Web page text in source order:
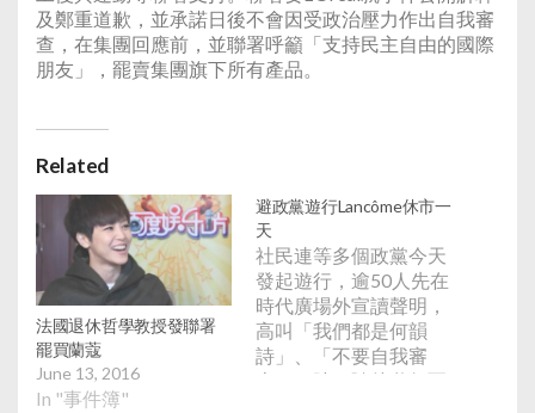
及鄭重道歉，並承諾日後不會因受政治壓力作出自我審
查，在集團回應前，並聯署呼籲「支持民主自由的國際
朋友」，罷賣集團旗下所有產品。
Related
法國退休哲學教授發聯署
罷買蘭蔻
June 13, 2016
In "事件簿"
避政黨遊行Lancôme休市一
天
社民連等多個政黨今天
發起遊行，逾50人先在
時代廣場外宣讀聲明，
高叫「我們都是何韻
詩」、「不要自我審
查」口號，隨後遊行至